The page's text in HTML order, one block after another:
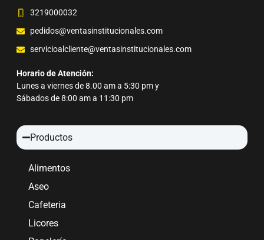
3219000032
pedidos@ventasinstitucionales.com
servicioalcliente@ventasinstitucionales.com
Horario de Atención:
Lunes a viernes de 8.00 am a 5:30 pm y
Sábados de 8:00 am a 11:30 pm
Productos
Alimentos
Aseo
Cafeteria
Licores